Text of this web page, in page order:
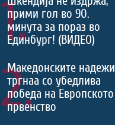
1.
прими гол во 90.
минута за пораз во
Единбург! (ВИДЕО)
2.
Македонските надежи
тргнаа со убедлива
победа на Европското
првенство